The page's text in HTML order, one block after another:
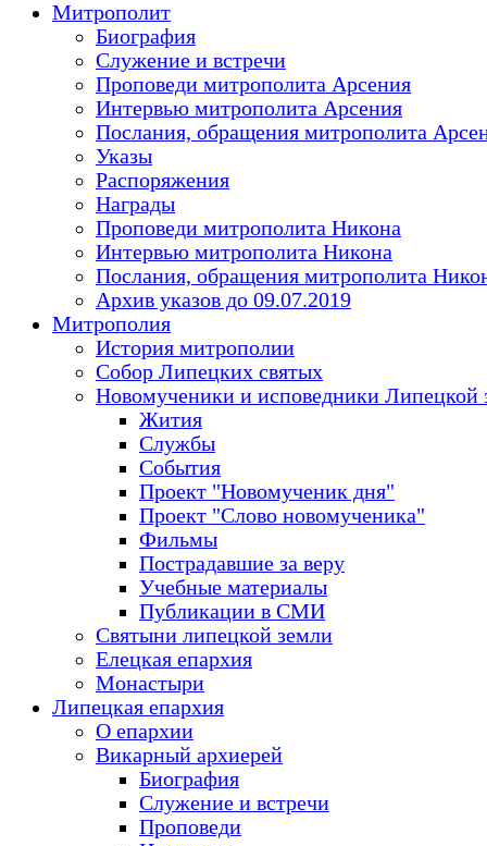
Митрополит
Биография
Служение и встречи
Проповеди митрополита Арсения
Интервью митрополита Арсения
Послания, обращения митрополита
Указы
Распоряжения
Награды
Проповеди митрополита Никона
Интервью митрополита Никона
Послания, обращения митрополита
Архив указов до 09.07.2019
Митрополия
История митрополии
Собор Липецких святых
Новомученики и исповедники Липецкой
Жития
Службы
События
Проект "Новомученик дня"
Проект "Слово новомученика"
Фильмы
Пострадавшие за веру
Учебные материалы
Публикации в СМИ
Святыни липецкой земли
Елецкая епархия
Монастыри
Липецкая епархия
О епархии
Викарный архиерей
Биография
Служение и встречи
Проповеди